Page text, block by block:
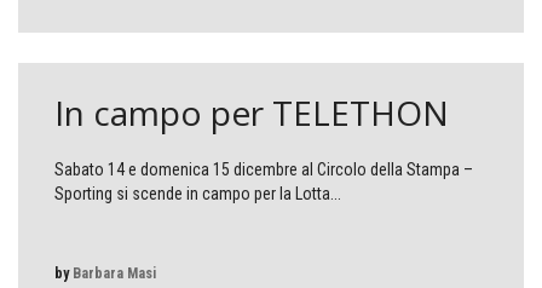
In campo per TELETHON
Sabato 14 e domenica 15 dicembre al Circolo della Stampa –
Sporting si scende in campo per la Lotta...
by Barbara Masi